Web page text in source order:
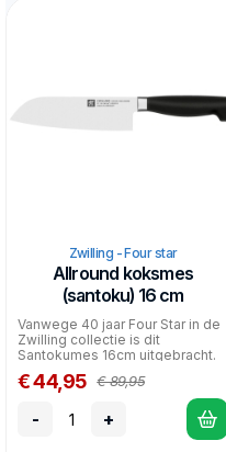
Zwilling - Four star
Allround koksmes
(santoku) 16 cm
Vanwege 40 jaar Four Star in de
Zwilling collectie is dit
Santokumes 16cm uitgebracht.
€ 44,95 € 89,95
- +